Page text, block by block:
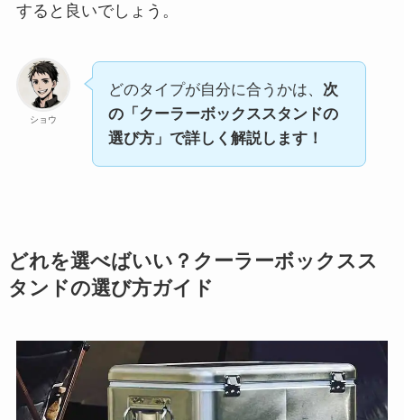
すると良いでしょう。
ショウ
どのタイプが自分に合うかは、 次
の「クーラーボックススタンドの
選び方」で詳しく解説します！
どれを選べばいい？クーラーボックスス
タンドの選び方ガイド